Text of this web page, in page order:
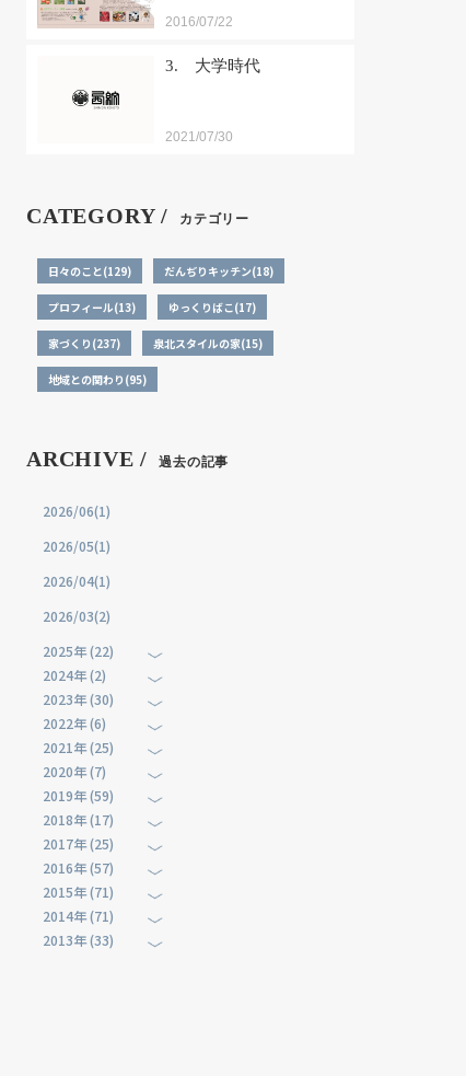
2016/07/22
3. 大学時代
2021/07/30
CATEGORY / カテゴリー
日々のこと(129) だんぢりキッチン(18)
プロフィール(13) ゆっくりばこ(17)
家づくり(237) 泉北スタイルの家(15)
地域との関わり(95)
ARCHIVE / 過去の記事
2026/06(1)
2026/05(1)
2026/04(1)
2026/03(2)
2025年 (22)
2024年 (2)
2023年 (30)
2022年 (6)
2021年 (25)
2020年 (7)
2019年 (59)
2018年 (17)
2017年 (25)
2016年 (57)
2015年 (71)
2014年 (71)
2013年 (33)